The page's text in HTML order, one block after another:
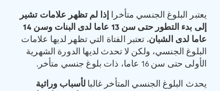
يعتبر البلوغ الجنسي متأخرا
إذا لم تظهر علامات تشير
إلى بدء التطور حتى سن13 عاما لدى البنات وسن 14
عاما لدى الشبان. تعتبر الفتاة التي تظهر لديها علامات
البلوغ الجنسي، ولكن لا تحدث لديها الدورة الشهرية
الأولى حتى سن 16 عاما، ذات بلوغ جنسي متأخر.
يحدث البلوغ الجنسي المتأخر غالبا لأسباب وراثية